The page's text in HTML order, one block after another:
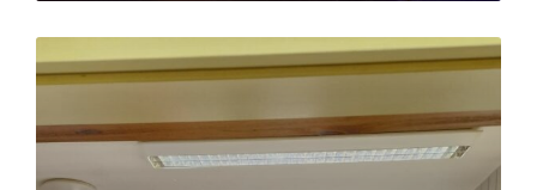
Mehr
erfahren